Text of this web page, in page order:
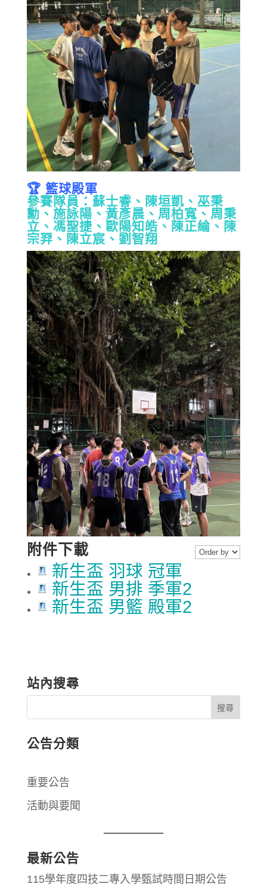
🏆 籃球殿軍
參賽隊員：蘇士睿、陳垣凱、巫秉
勳、施詠陽、黃彥晨、周柏寬、周秉
立、馮聖捷、歐陽知皓、陳正綸、陳
宗羿、陳立宸、劉智翔
附件下載
新生盃 羽球 冠軍
新生盃 男排 季軍2
新生盃 男籃 殿軍2
站內搜尋
公告分類
重要公告
活動與要聞
最新公告
115學年度四技二專入學甄試時間日期公告